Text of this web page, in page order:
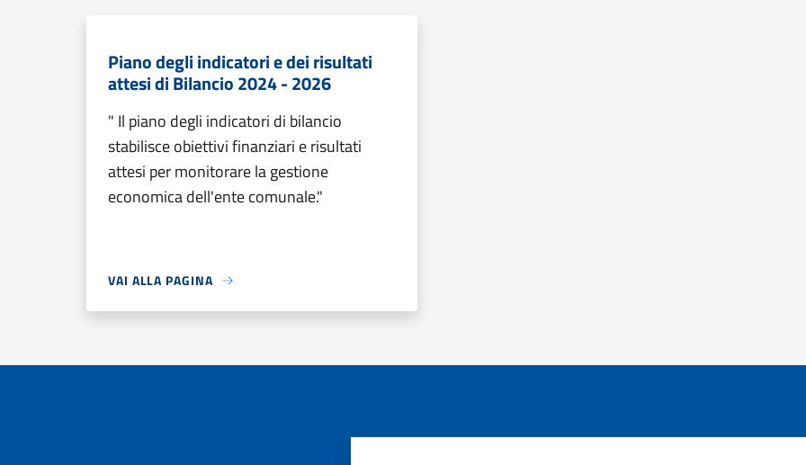
Piano degli indicatori e dei risultati
attesi di Bilancio 2024 - 2026
" Il piano degli indicatori di bilancio
stabilisce obiettivi finanziari e risultati
attesi per monitorare la gestione
economica dell'ente comunale."
VAI ALLA PAGINA